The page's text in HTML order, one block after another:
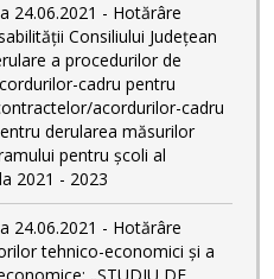
24.06.2021 - Hotărâre
Consiliului Județean
a procedurilor de
cadru pentru
acordurilor-cadru
derularea măsurilor
pentru școli al
2021 - 2023
24.06.2021 - Hotărâre
tehnico-economici și a